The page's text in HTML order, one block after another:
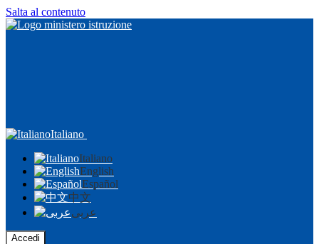
Salta al contenuto
Italiano
Italiano
English
Español
中文
عربى
Accedi